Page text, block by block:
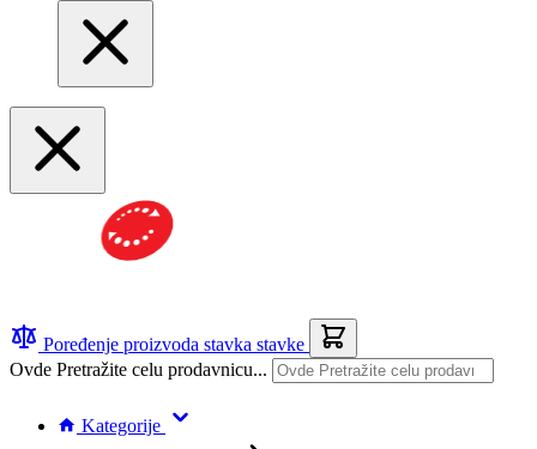
Poređenje proizvoda stavka stavke
Ovde Pretražite celu prodavnicu...
Kategorije